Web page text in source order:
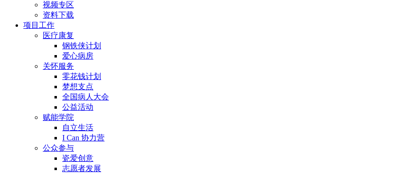
视频专区
资料下载
项目工作
医疗康复
钢铁侠计划
爱心病房
关怀服务
零花钱计划
梦想支点
全国病人大会
公益活动
赋能学院
自立生活
I Can 协力营
公众参与
瓷爱创意
志愿者发展